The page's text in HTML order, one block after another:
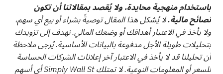
باستخدام منهجية محايدة، ولا يُقصد بمقالاتنا أن تكون
نصائح مالية.لا يُشكل هذا المقال توصيةً بشراء أو بيع أي سهم،
ولا يأخذ في الاعتبار أهدافك أو وضعك المالي. نهدف إلى تزويدك
بتحليلات طويلة الأجل مدفوعة بالبيانات الأساسية. يُرجى ملاحظة
أن تحليلنا قد لا يأخذ في الاعتبار آخر إعلانات الشركات الحساسة
للسعر أو المعلومات النوعية. لا تمتلك Simply Wall St أي أسهم